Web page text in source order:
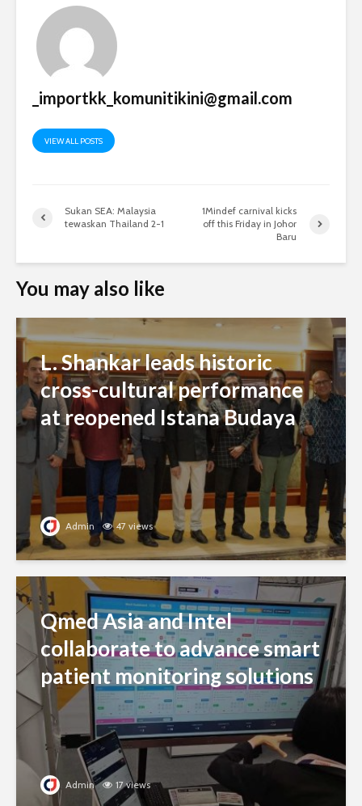
_importkk_komunitikini@gmail.com
VIEW ALL POSTS
Sukan SEA: Malaysia
tewaskan Thailand 2-1
1Mindef carnival kicks
off this Friday in Johor
Baru
You may also like
L. Shankar leads historic
cross-cultural performance
at reopened Istana Budaya
Admin 47 views
Qmed Asia and Intel
collaborate to advance smart
patient monitoring solutions
Admin 17 views